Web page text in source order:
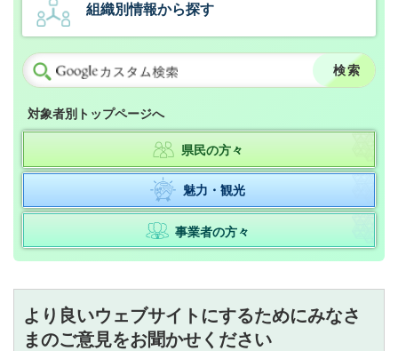
組織別情報から探す
対象者別トップページへ
県民の方々
魅力・観光
事業者の方々
より良いウェブサイトにするためにみなさ
まのご意見をお聞かせください